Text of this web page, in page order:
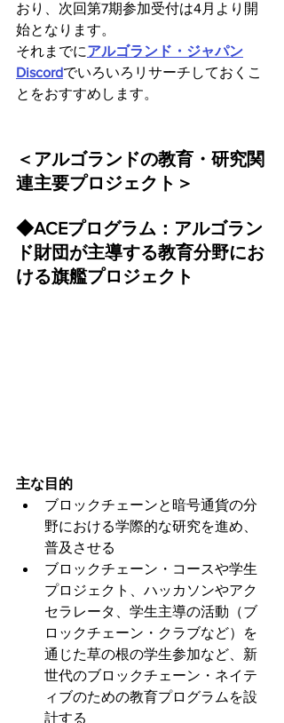
おり、次回第7期参加受付は4月より開
始となります。
それまでにアルゴランド・ジャパン
Discordでいろいろリサーチしておくこ
とをおすすめします。
＜アルゴランドの教育・研究関
連主要プロジェクト＞
◆ACEプログラム：アルゴラン
ド財団が主導する教育分野にお
ける旗艦プロジェクト
主な目的
ブロックチェーンと暗号通貨の分
野における学際的な研究を進め、
普及させる
ブロックチェーン・コースや学生
プロジェクト、ハッカソンやアク
セラレータ、学生主導の活動（ブ
ロックチェーン・クラブなど）を
通じた草の根の学生参加など、新
世代のブロックチェーン・ネイテ
ィブのための教育プログラムを設
計する